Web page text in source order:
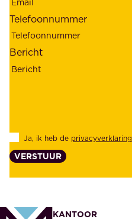
b
a
a
r
h
e
n
k
a
n
t
n
Telefoonnummer
Bericht
Ja, ik heb de privacyverklaring
VERSTUUR
KANTOOR